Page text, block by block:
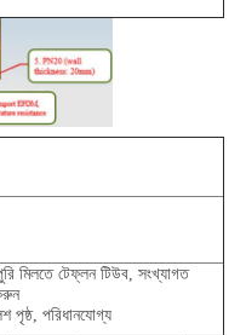
মিলতে টেফ্লন টিউব, সংখ্যাগত
পৃষ্ঠ, পরিধানযোগ্য